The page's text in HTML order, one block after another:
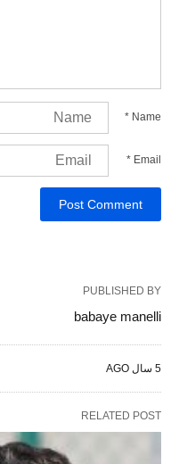
Name
*
Email
*
PUBLISHED BY
babaye manelli
5 سال AGO
RELATED POST